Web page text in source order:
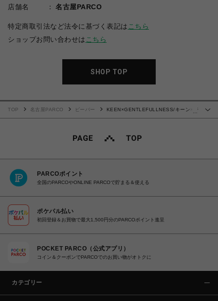
店舗名
名古屋PARCO
特定商取引法など法令に基づく表記は こちら
ショップお問い合わせは こちら
SHOP TOP
…
TOP 名古屋PARCO ビーバー
KEEN×GENTLEFULLNESS/キーン×ジ
PARCOポイント
全国のPARCOやONLINE PARCOで貯まる＆使える
ポケパル払い
初回登録＆お買物で最大1,500円分のPARCOポイント進呈
POCKET PARCO（公式アプリ）
コイン＆クーポンでPARCOでのお買い物がオトクに
カテゴリー